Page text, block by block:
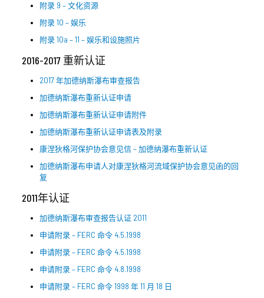
附录 9 – 文化资源
附录 10 – 娱乐
附录 10a – 11 – 娱乐和设施照片
2016-2017 重新认证
2017 年加德纳斯瀑布审查报告
加德纳斯瀑布重新认证申请
加德纳斯瀑布重新认证申请附件
加德纳斯瀑布重新认证申请表及附录
康涅狄格河保护协会意见信 – 加德纳瀑布重新认证
加德纳斯瀑布申请人对康涅狄格河流域保护协会意见函的回
复
2011年认证
加德纳斯瀑布审查报告认证 2011
申请附录 – FERC 命令 4.5.1998
申请附录 – FERC 命令 4.5.1998
申请附录 – FERC 命令 4.8.1998
申请附录 – FERC 命令 1998 年 11 月 18 日